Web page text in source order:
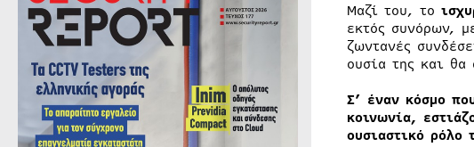
Μαζί του, το
εκτός συνόρων,
ζωντανές
ουσία της και
Σ’ έναν κόσμο
κοινωνία,
ουσιαστικό ρόλο